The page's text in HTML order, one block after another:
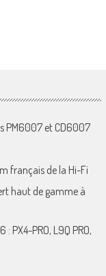
PM6007 et CD6007
français de la Hi-Fi
haut de gamme à
PX4-PRO, L9Q PRO,